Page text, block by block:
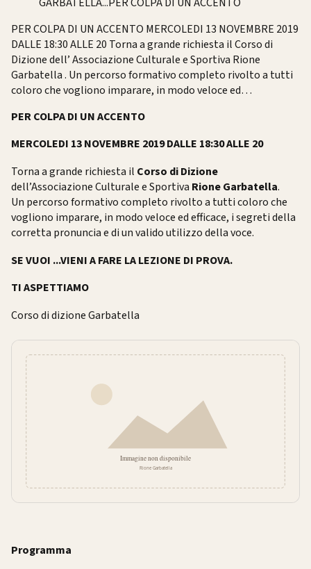
PER COLPA DI UN ACCENTO MERCOLEDI 13 NOVEMBRE 2019
DALLE 18:30 ALLE 20 Torna a grande richiesta il Corso di
Dizione dell’ Associazione Culturale e Sportiva Rione
Garbatella . Un percorso formativo completo rivolto a tutti
coloro che vogliono imparare, in modo veloce ed…
PER COLPA DI UN ACCENTO
MERCOLEDI 13 NOVEMBRE 2019 DALLE 18:30 ALLE 20
Torna a grande richiesta il Corso di Dizione
dell’Associazione Culturale e Sportiva Rione Garbatella.
Un percorso formativo completo rivolto a tutti coloro che
vogliono imparare, in modo veloce ed efficace, i segreti della
corretta pronuncia e di un valido utilizzo della voce.
SE VUOI ...VIENI A FARE LA LEZIONE DI PROVA.
TI ASPETTIAMO
Corso di dizione Garbatella
Programma